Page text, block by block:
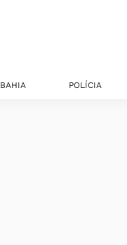
BAHIA POLÍCIA